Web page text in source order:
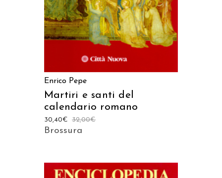
Enrico Pepe
Martiri e santi del
calendario romano
32,00€
30,40€
Brossura